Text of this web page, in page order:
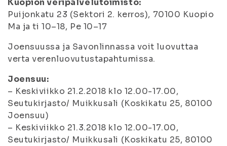
Kuopion veripalvelutoimisto:
Puijonkatu 23 (Sektori 2. kerros), 70100 Kuopio
Ma ja ti 10–18, Pe 10–17
Joensuussa ja Savonlinnassa voit luovuttaa
verta verenluovutustapahtumissa.
Joensuu:
– Keskiviikko 21.2.2018 klo 12.00-17.00,
Seutukirjasto/ Muikkusali (Koskikatu 25, 80100
Joensuu)
– Keskiviikko 21.3.2018 klo 12.00-17.00,
Seutukirjasto/ Muikkusali (Koskikatu 25, 80100